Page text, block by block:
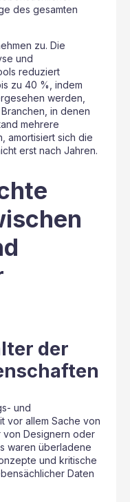
des gesamten
zu. Die
und
reduziert
zu 40 %, indem
werden,
in denen
mehrere
amortisiert sich die
erst nach Jahren.
der
und
vor allem Sache von
von Designern oder
waren überladene
und kritische
Daten